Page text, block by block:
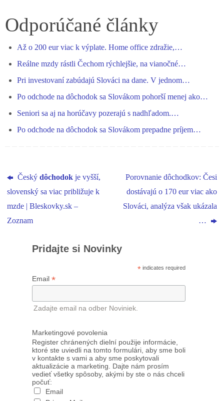
bo
ok
se
er
ts
pp
gr
m
ed
re
Odporúčané články
Až o 200 eur viac k výplate. Home office zdražie,…
Reálne mzdy rástli Čechom rýchlejšie, na vianočné…
Pri investovaní zabúdajú Slováci na dane. V jednom…
Po odchode na dôchodok sa Slovákom pohorší menej ako…
Seniori sa aj na horúčavy pozerajú s nadhľadom.…
Po odchode na dôchodok sa Slovákom prepadne príjem…
Českýdôchodok je vyšší,
slovenský sa viac približuje k
mzde | Bleskovky.sk –
Zoznam
Porovnanie dôchodkov: Česi
dostávajú o 170 eur viac ako
Slováci, analýza však ukázala
…
Pridajte si Novinky
* indicates required
Email *
Zadajte email na odber Noviniek.
Marketingové povolenia
Register chránených dielní použije informácie,
ktoré ste uviedli na tomto formulári, aby sme boli
v kontakte s vami a aby sme poskytovali
aktualizácie a marketing. Dajte nám prosím
vedieť všetky spôsoby, akými by ste o nás chceli
počuť:
Email